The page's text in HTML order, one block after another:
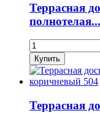
Террасная
полнотелая...
Террасная